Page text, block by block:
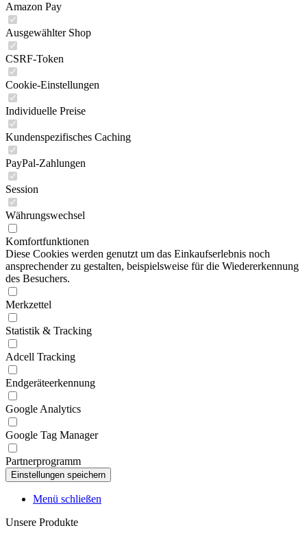
Amazon Pay
Ausgewählter Shop
CSRF-Token
Cookie-Einstellungen
Individuelle Preise
Kundenspezifisches Caching
PayPal-Zahlungen
Session
Währungswechsel
Komfortfunktionen
Diese Cookies werden genutzt um das Einkaufserlebnis noch
ansprechender zu gestalten, beispielsweise für die Wiedererkennung
des Besuchers.
Merkzettel
Statistik & Tracking
Adcell Tracking
Endgeräteerkennung
Google Analytics
Google Tag Manager
Partnerprogramm
Menü schließen
Unsere Produkte